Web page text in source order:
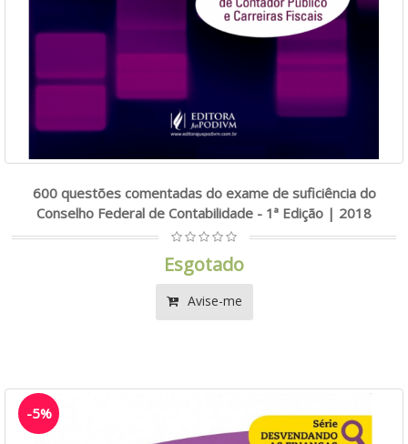
600 questões comentadas do exame de suficiência do
Conselho Federal de Contabilidade - 1ª Edição | 2018
Esgotado
Avise-me
-5%